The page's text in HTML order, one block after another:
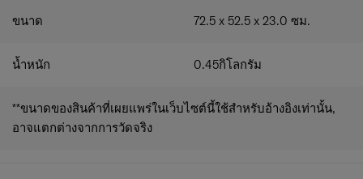
ขนาด 72.5 x 52.5 x 23.0 ซม.
น้ำหนัก 0.45กิโลกรัม
**ขนาดของสินค้าที่เผยแพร่ในเว็บไซต์นี้ใช้สำหรับอ้างอิงเท่านั้น,
อาจแตกต่างจากการวัดจริง